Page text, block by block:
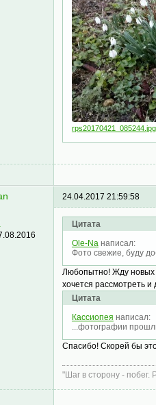
rps20170421_085244.jpg
24.04.2017 21:59:58
Цитата
Ole-Naнаписал:
Фото свежие, буду
Любопытно! Жду новых
хочется рассмотреть
Цитата
Кассиопея написал:
...фотографии
Спасибо! Скорей бы
"Шаг в сторону - побег.